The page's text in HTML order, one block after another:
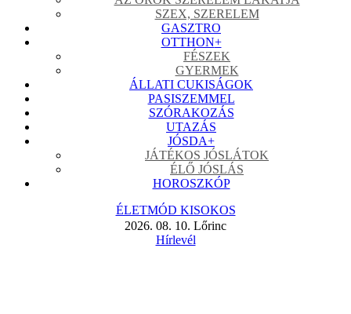
SZEX, SZERELEM
GASZTRO
OTTHON+
FÉSZEK
GYERMEK
ÁLLATI CUKISÁGOK
PASISZEMMEL
SZÓRAKOZÁS
UTAZÁS
JÓSDA+
JÁTÉKOS JÓSLÁTOK
ÉLŐ JÓSLÁS
HOROSZKÓP
ÉLETMÓD KISOKOS
2026. 08. 10. Lőrinc
Hírlevél